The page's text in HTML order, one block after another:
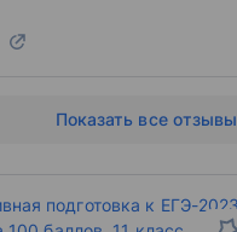
Показать все отзывы